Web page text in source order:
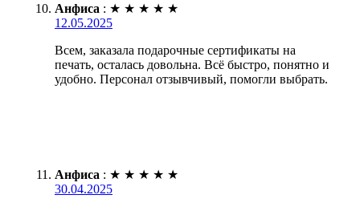
Анфиса : ★ ★ ★ ★ ★
12.05.2025
Всем, заказала подарочные сертификаты на
печать, осталась довольна. Всё быстро, понятно и
удобно. Персонал отзывчивый, помогли выбрать.
Анфиса : ★ ★ ★ ★ ★
30.04.2025